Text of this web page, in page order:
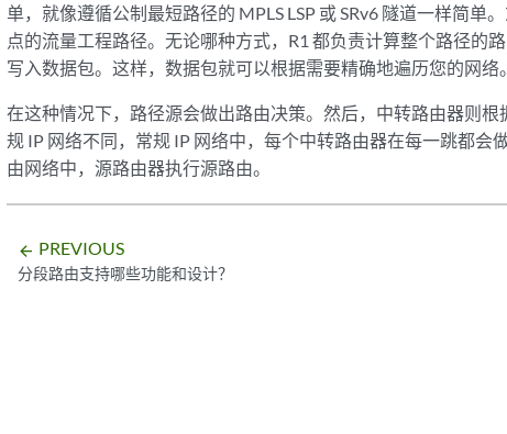
单，就像遵循公制最短路径的 MPLS LSP 或 SRv6 隧道一样简单
点的流量工程路径。无论哪种方式，R1 都负责计算整个路径的
写入数据包。这样，数据包就可以根据需要精确地遍历您的网络。
在这种情况下，路径源会做出路由决策。然后，中转路由器则
规 IP 网络不同，常规 IP 网络中，每个中转路由器在每一跳都会
由网络中，源路由器执行源路由。
arrow_backward PREVIOUS
分段路由支持哪些功能和设计？